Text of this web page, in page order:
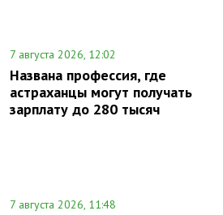
7 августа 2026, 12:02
Названа профессия, где
астраханцы могут получать
зарплату до 280 тысяч
7 августа 2026, 11:48